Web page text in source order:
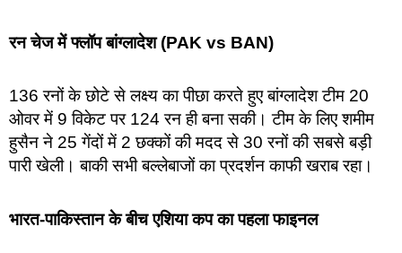
रन चेज में फ्लॉप बांग्लादेश (PAK vs BAN)
136 रनों के छोटे से लक्ष्य का पीछा करते हुए बांग्लादेश टीम 20
ओवर में 9 विकेट पर 124 रन ही बना सकी। टीम के लिए शमीम
हुसैन ने 25 गेंदों में 2 छक्कों की मदद से 30 रनों की सबसे बड़ी
पारी खेली। बाकी सभी बल्लेबाजों का प्रदर्शन काफी खराब रहा।
भारत-पाकिस्तान के बीच एशिया कप का पहला फाइनल